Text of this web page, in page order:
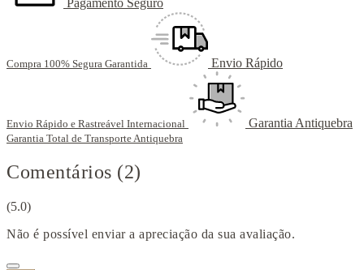
Compra 100% Segura Garantida Envio Rápido
Envio Rápido e Rastreável Internacional Garantia Antiquebra
Garantia Total de Transporte Antiquebra
Comentários (2)
(5.0)
Não é possível enviar a apreciação da sua avaliação.